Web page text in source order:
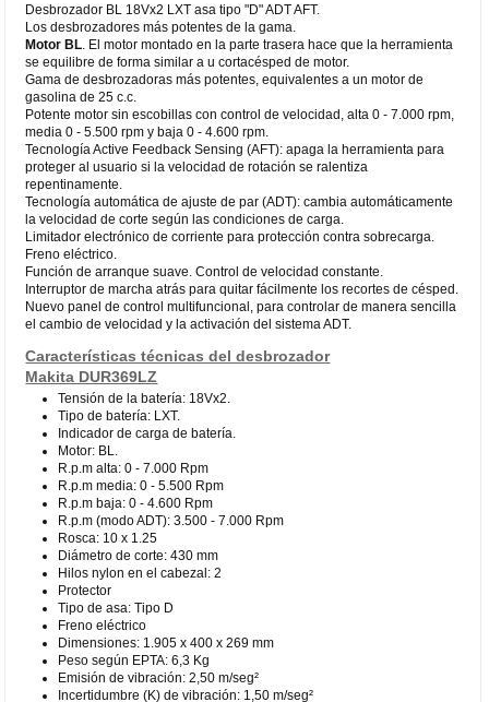
Desbrozador BL 18Vx2 LXT asa tipo "D" ADT AFT.
Los desbrozadores más potentes de la gama.
Motor BL . El motor montado en la parte trasera hace que la herramienta
se equilibre de forma similar a u cortacésped de motor.
Gama de desbrozadoras más potentes, equivalentes a un motor de
gasolina de 25 c.c.
Potente motor sin escobillas con control de velocidad, alta 0 - 7.000 rpm,
media 0 - 5.500 rpm y baja 0 - 4.600 rpm.
Tecnología Active Feedback Sensing (AFT): apaga la herramienta para
proteger al usuario si la velocidad de rotación se ralentiza
repentinamente.
Tecnología automática de ajuste de par (ADT): cambia automáticamente
la velocidad de corte según las condiciones de carga.
Limitador electrónico de corriente para protección contra sobrecarga.
Freno eléctrico.
Función de arranque suave. Control de velocidad constante.
Interruptor de marcha atrás para quitar fácilmente los recortes de césped.
Nuevo panel de control multifuncional, para controlar de manera sencilla
el cambio de velocidad y la activación del sistema ADT.
Características técnicas del desbrozador
Makita DUR369LZ
Tensión de la batería: 18Vx2.
Tipo de batería: LXT.
Indicador de carga de batería.
Motor: BL.
R.p.m alta: 0 - 7.000 Rpm
R.p.m media: 0 - 5.500 Rpm
R.p.m baja: 0 - 4.600 Rpm
R.p.m (modo ADT): 3.500 - 7.000 Rpm
Rosca: 10 x 1.25
Diámetro de corte: 430 mm
Hilos nylon en el cabezal: 2
Protector
Tipo de asa: Tipo D
Freno eléctrico
Dimensiones: 1.905 x 400 x 269 mm
Peso según EPTA: 6,3 Kg
Emisión de vibración: 2,50 m/seg²
Incertidumbre (K) de vibración: 1,50 m/seg²